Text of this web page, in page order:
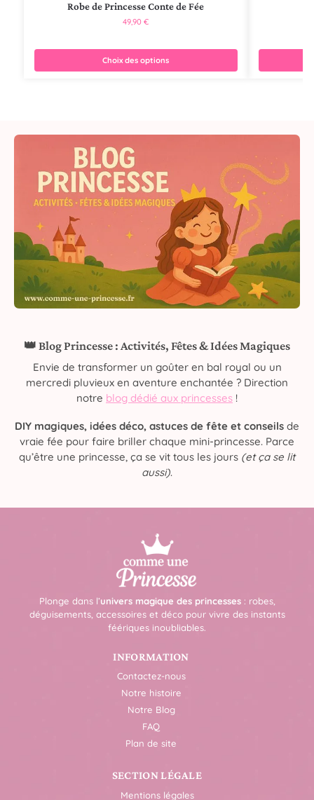
Robe de Princesse Conte de Fée
49,90€
Choix des options
👑 Blog Princesse : Activités, Fêtes & Idées Magiques
Envie de transformer un goûter en bal royal ou un
mercredi pluvieux en aventure enchantée ? Direction
notre blog dédié aux princesses !
DIY magiques, idées déco, astuces de fête et conseils de
vraie fée pour faire briller chaque mini-princesse. Parce
qu’être une princesse, ça se vit tous les jours (et ça se lit
aussi).
Plonge dans l’univers magique des princesses: robes,
déguisements, accessoires et déco pour vivre des instants
féériques inoubliables.
INFORMATION
Contactez-nous
Notre histoire
Notre Blog
FAQ
Plan de site
SECTION LÉGALE
Mentions légales